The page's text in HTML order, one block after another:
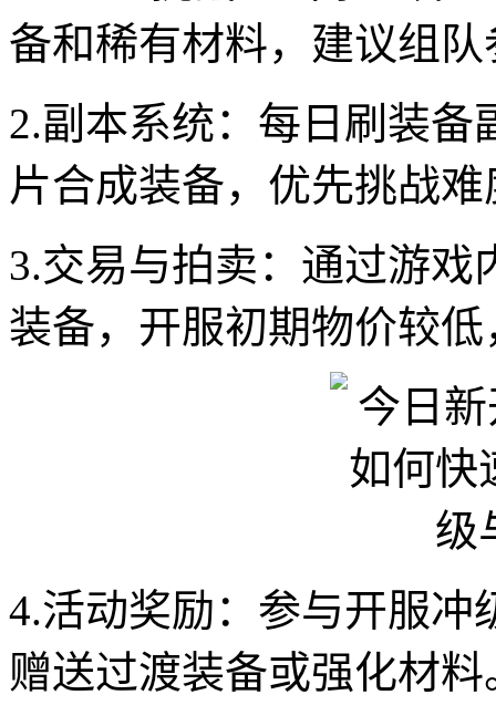
备和稀有材料，建议组
2.副本系统：每日刷装
片合成装备，优先挑战
3.交易与拍卖：通过游
装备，开服初期物价较
4.活动奖励：参与开服冲
赠送过渡装备或强化材料